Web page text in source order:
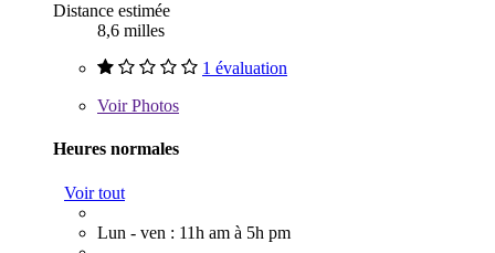
Distance estimée
8,6 milles
1 évaluation
VoirPhotos
Heures normales
Voir tout
Lun - ven : 11h am à 5h pm